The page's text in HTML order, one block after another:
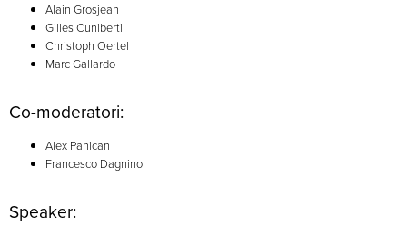
Alain Grosjean
Gilles Cuniberti
Christoph Oertel
Marc Gallardo
Co-moderatori:
Alex Panican
Francesco Dagnino
Speaker: